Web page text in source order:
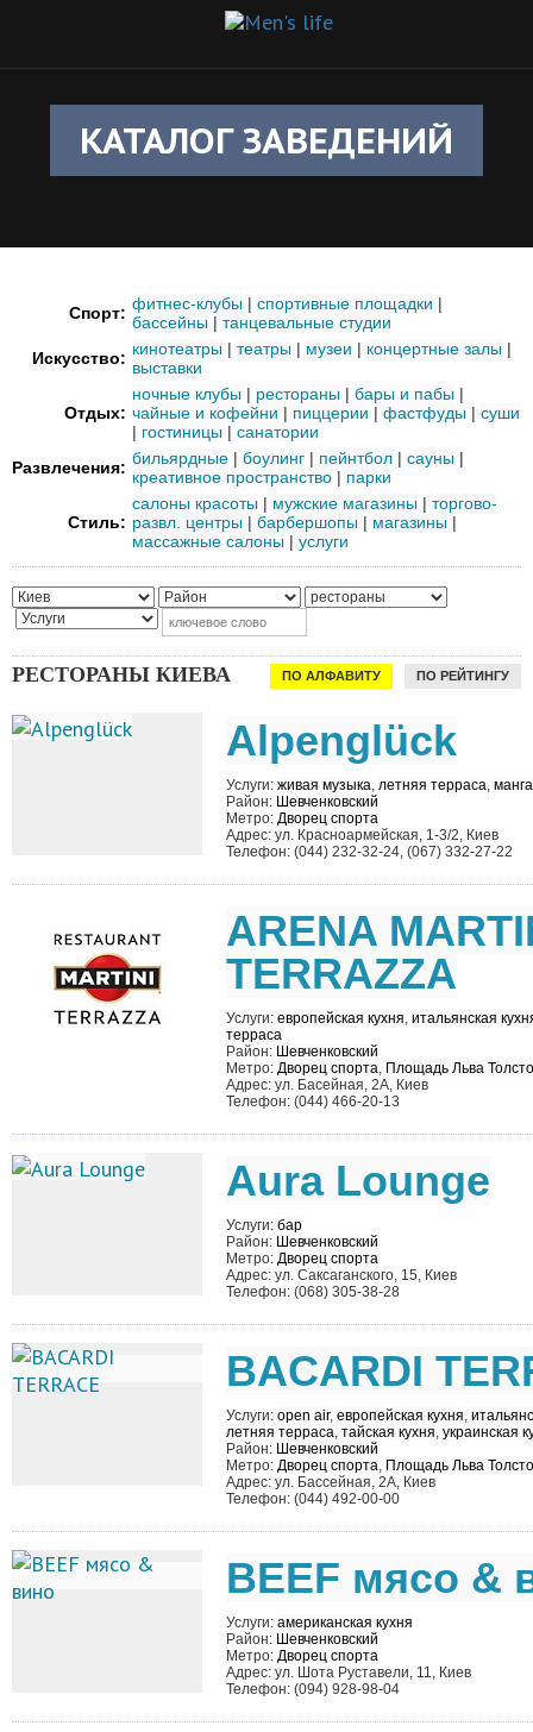
КАТАЛОГ ЗАВЕДЕНИЙ
Спорт: фитнес-клубы | спортивные площадки |
бассейны | танцевальные студии
Искусство: кинотеатры | театры | музеи | концертные залы |
выставки
Отдых:
ночные клубы | рестораны | бары и пабы |
чайные и кофейни | пиццерии | фастфуды | суши
| гостиницы | санатории
Развлечения: бильярдные | боулинг | пейнтбол | сауны |
креативное пространство | парки
Стиль:
салоны красоты | мужские магазины | торгово-
развл. центры | барбершопы | магазины |
массажные салоны | услуги
РЕСТОРАНЫ КИЕВА ПО РЕЙТИНГУ
ПО АЛФАВИТУ
Alpenglück
Услуги: живая музыка, летняя терраса,
Район: Шевченковский
Метро: Дворец спорта
Адрес: ул. Красноармейская, 1-3/2, Киев
Телефон: (044) 232-32-24, (067) 332-27-22
ARENA
TERRAZZA
Услуги: европейская кухня, итальянская
терраса
Район: Шевченковский
Метро: Дворец спорта, Площадь Льва
Адрес: ул. Басейная, 2А, Киев
Телефон: (044) 466-20-13
Aura Lounge
Услуги: бар
Район: Шевченковский
Метро: Дворец спорта
Адрес: ул. Саксаганского, 15, Киев
Телефон: (068) 305-38-28
BACARDI
Услуги: open air, европейская кухня,
летняя терраса, тайская кухня, украинская
Район: Шевченковский
Метро: Дворец спорта, Площадь Льва
Адрес: ул. Бассейная, 2А, Киев
Телефон: (044) 492-00-00
BEEF мясо &
Услуги: американская кухня
Район: Шевченковский
Метро: Дворец спорта
Адрес: ул. Шота Руставели, 11, Киев
Телефон: (094) 928-98-04